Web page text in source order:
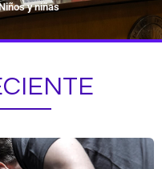
y niñas